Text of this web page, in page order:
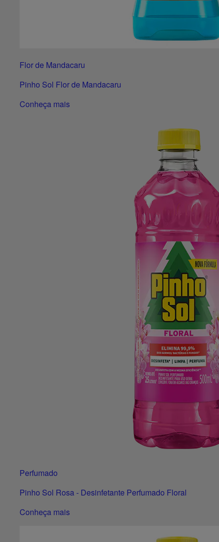
Flor de Mandacaru
Pinho Sol Flor de Mandacaru
Conheça mais
Perfumado
Pinho Sol Rosa - Desinfetante Perfumado Floral
Conheça mais